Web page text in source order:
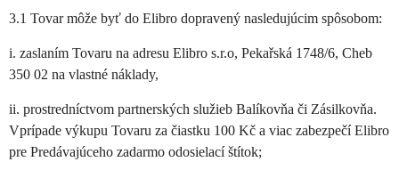
3.1 Tovar môže byť do Elibro dopravený nasledujúcim spôsobom:
i. zaslaním Tovaru na adresu Elibro s.r.o, Pekařská 1748/6, Cheb
350 02 na vlastné náklady,
ii. prostredníctvom partnerských služieb Balíkovňa či Zásilkovňa.
Vprípade výkupu Tovaru za čiastku 100 Kč a viac zabezpečí Elibro
pre Predávajúceho zadarmo odosielací štítok;